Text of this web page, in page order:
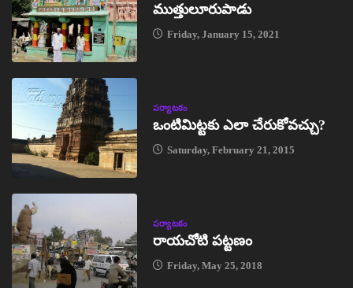
ముత్తులూరుపాడు
Friday, January 15, 2021
పర్యాటకం
ఒంటిమిట్టకు ఎలా చేరుకోవచ్చు?
Saturday, February 21, 2015
పర్యాటకం
రాయచోటి పట్టణం
Friday, May 25, 2018